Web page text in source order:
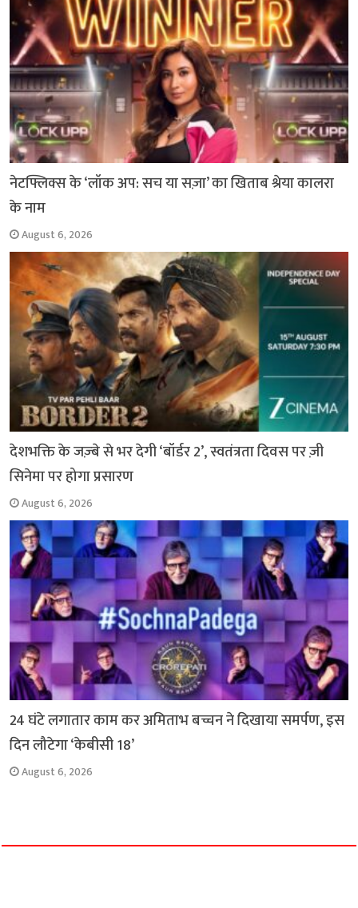
नेटफ्लिक्स के ‘लॉक अप: सच या सज़ा’ का खिताब श्रेया कालरा
के नाम
August 6, 2026
देशभक्ति के जज़्बे से भर देगी ‘बॉर्डर 2’, स्वतंत्रता दिवस पर ज़ी
सिनेमा पर होगा प्रसारण
August 6, 2026
24 घंटे लगातार काम कर अमिताभ बच्चन ने दिखाया समर्पण, इस
दिन लौटेगा ‘केबीसी 18’
August 6, 2026